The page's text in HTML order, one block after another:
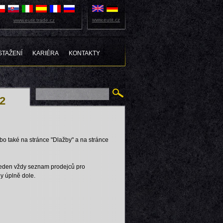
KARIÉRA KONTAKTY
www.eutit.trade.cz www.eutit.cz
také na stránce "Dlažby" a na stránce
vždy seznam prodejců pro
úplně dole.